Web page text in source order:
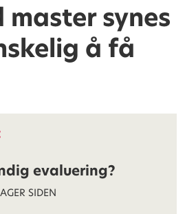
master synes
å få
evaluering?
SIDEN